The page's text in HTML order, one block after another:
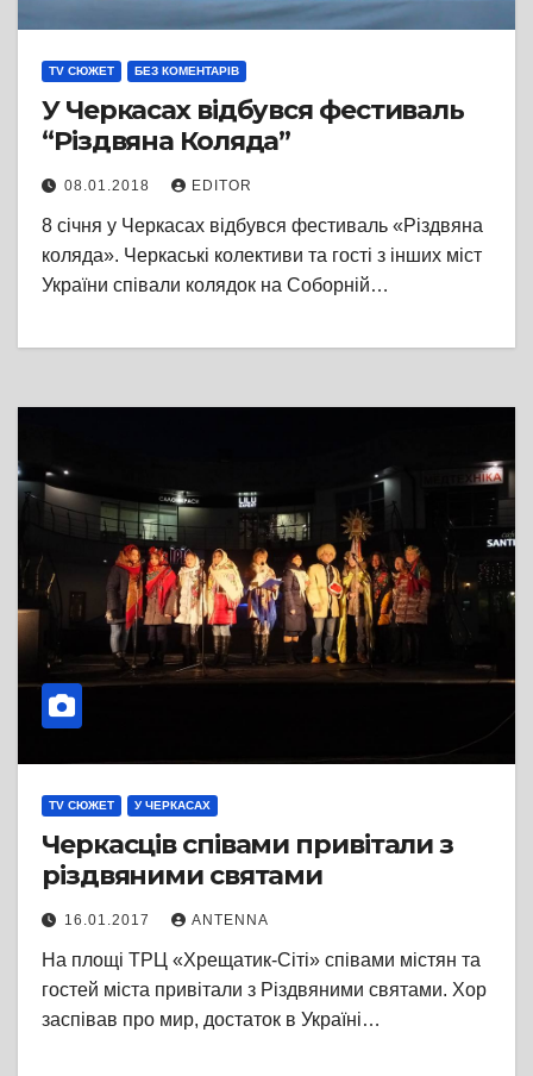
TV СЮЖЕТ БЕЗ КОМЕНТАРІВ
У Черкасах відбувся фестиваль
“Різдвяна Коляда”
08.01.2018 EDITOR
8 січня у Черкасах відбувся фестиваль «Різдвяна
коляда». Черкаські колективи та гості з інших міст
України співали колядок на Соборній…
TV СЮЖЕТ У ЧЕРКАСАХ
Черкасців співами привітали з
різдвяними святами
16.01.2017 ANTENNA
На площі ТРЦ «Хрещатик-Сіті» співами містян та
гостей міста привітали з Різдвяними святами. Хор
заспівав про мир, достаток в Україні…